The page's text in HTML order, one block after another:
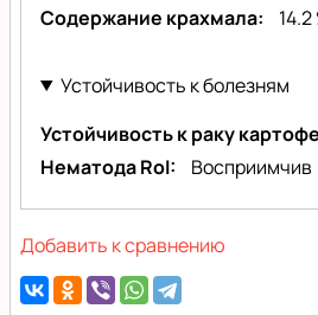
Содержание крахмала
14.2
Устойчивость к болезням
Устойчивость к раку
Нематода RoI
Восприимчив
Добавить к сравнению